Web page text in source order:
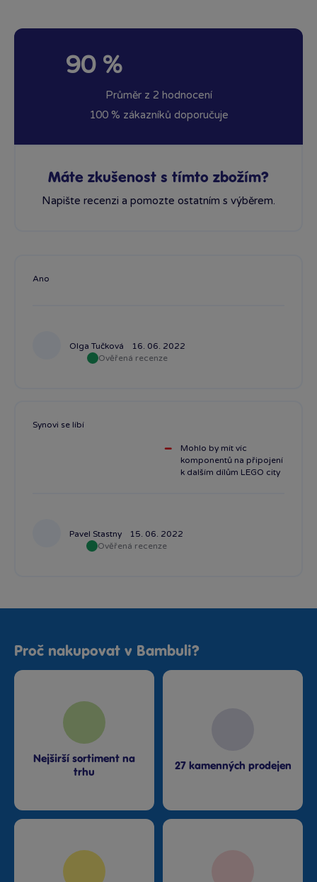
90 %
Průměr z 2 hodnocení
100 % zákazníků doporučuje
Máte zkušenost s tímto zbožím?
Napište recenzi a pomozte ostatním s výběrem.
Olga Tučková
16. 06. 2022
Ověřená recenze
Ano
Pavel Stastny
15. 06. 2022
Ověřená recenze
Synovi se líbí
Mohlo by mít víc
komponentů na připojení
k dalším dílům LEGO city
Proč nakupovat v Bambuli?
Nejširší sortiment na
trhu
27 kamenných prodejen